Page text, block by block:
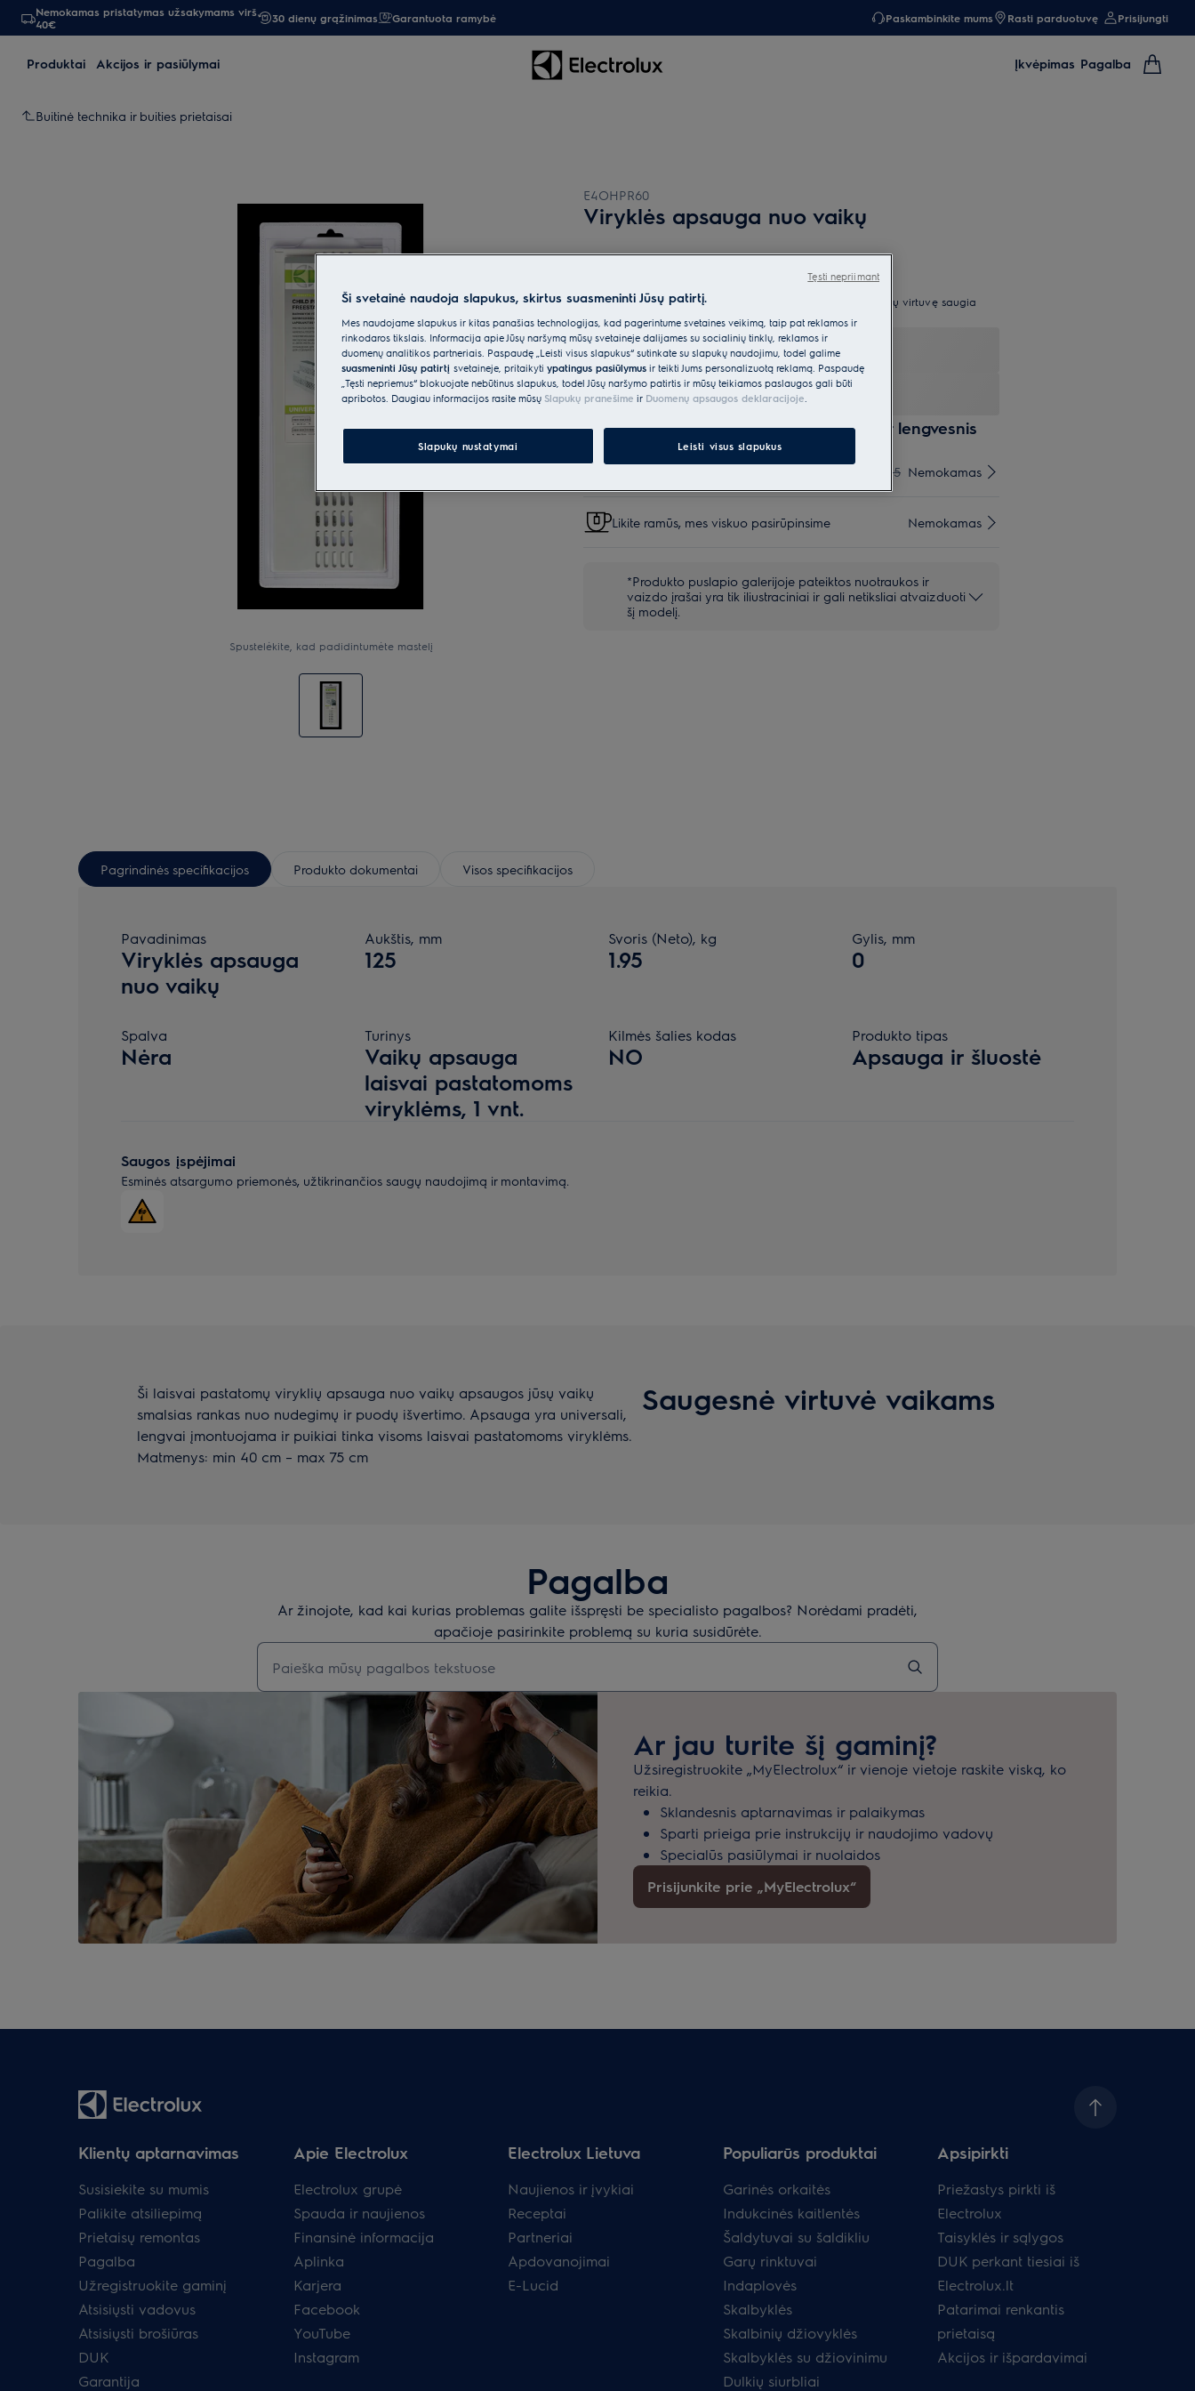
Nemokamas pristatymas užsakymams virš
40€
30 dienų grąžinimas Garantuota ramybė Paskambinkite mums Rasti parduotuvę Prisijungti
Produktai Akcijos ir pasiūlymai Įkvėpimas Pagalba
Buitinė technika ir buities prietaisai
Spustelėkite, kad padidintumėte mastelį
E4OHPR60
Viryklės apsauga nuo vaikų
Universali apsauga įmontuojamoms kaitlentėms pavers jūsų virtuvę saugia
Parinktys, kad pirkimo procesas būtų dar lengvesnis
€15 Nemokamas
Likite ramūs, mes viskuo pasirūpinsime Nemokamas
*Produkto puslapio galerijoje pateiktos nuotraukos ir
vaizdo įrašai yra tik iliustraciniai ir gali netiksliai atvaizduoti
šį modelį.
Pagrindinės specifikacijos Produkto dokumentai Visos specifikacijos
Pavadinimas
Viryklės apsauga
nuo vaikų
Aukštis, mm
125
Svoris (Neto), kg
1.95
Gylis, mm
0
Spalva
Nėra
Turinys
Vaikų apsauga
laisvai pastatomoms
viryklėms, 1 vnt.
Kilmės šalies kodas
NO
Produkto tipas
Apsauga ir šluostė
Saugos įspėjimai
Esminės atsargumo priemonės, užtikrinančios saugų naudojimą ir montavimą.
Saugesnė virtuvė vaikams
Ši laisvai pastatomų viryklių apsauga nuo vaikų apsaugos jūsų vaikų
smalsias rankas nuo nudegimų ir puodų išvertimo. Apsauga yra universali,
lengvai įmontuojama ir puikiai tinka visoms laisvai pastatomoms viryklėms.
Matmenys: min 40 cm – max 75 cm
Pagalba
Ar žinojote, kad kai kurias problemas galite išspręsti be specialisto pagalbos? Norėdami pradėti,
apačioje pasirinkite problemą su kuria susidūrėte.
Įveskite tekstą, jei norite ieškoti pagalbinių straipsnių
Ar jau turite šį gaminį?
Užsiregistruokite „MyElectrolux“ ir vienoje vietoje raskite viską, ko
reikia.
Sklandesnis aptarnavimas ir palaikymas
Sparti prieiga prie instrukcijų ir naudojimo vadovų
Specialūs pasiūlymai ir nuolaidos
Prisijunkite prie „MyElectrolux“
Klientų aptarnavimas
Susisiekite su mumis
Palikite atsiliepimą
Prietaisų remontas
Pagalba
Užregistruokite gaminį
Atsisiųsti vadovus
Atsisiųsti brošiūras
DUK
Garantija
Apie Electrolux
Electrolux grupė
Spauda ir naujienos
Finansinė informacija
Aplinka
Karjera
Facebook
YouTube
Instagram
Electrolux Lietuva
Naujienos ir įvykiai
Receptai
Partneriai
Apdovanojimai
E-Lucid
Populiarūs produktai
Garinės orkaitės
Indukcinės kaitlentės
Šaldytuvai su šaldikliu
Garų rinktuvai
Indaplovės
Skalbyklės
Skalbinių džiovyklės
Skalbyklės su džiovinimu
Dulkių siurbliai
Apsipirkti
Priežastys pirkti iš
Electrolux
Taisyklės ir sąlygos
DUK perkant tiesiai iš
Electrolux.lt
Patarimai renkantis
prietaisą
Akcijos ir išpardavimai
Ši svetainė naudoja slapukus, skirtus suasmeninti Jūsų patirtį.
Mes naudojame slapukus ir kitas panašias technologijas, kad pagerintume svetainės veikimą, taip pat reklamos ir
rinkodaros tikslais. Informacija apie Jūsų naršymą mūsų svetainėje dalijamės su socialinių tinklų, reklamos ir
duomenų analitikos partneriais. Paspaudę „Leisti visus slapukus“ sutinkate su slapukų naudojimu, todėl galime
suasmeninti Jūsų patirtį svetainėje, pritaikyti ypatingus pasiūlymus ir teikti Jums personalizuotą reklamą. Paspaudę
„Tęsti nepriėmus“ blokuojate nebūtinus slapukus, todėl Jūsų naršymo patirtis ir mūsų teikiamos paslaugos gali būti
apribotos. Daugiau informacijos rasite mūsų Slapukų pranešime ir Duomenų apsaugos deklaracijoje
Slapukų nustatymai Leisti visus slapukus
Tęsti nepriimant